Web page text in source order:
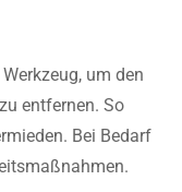
um den
entfernen. So
Bei Bedarf